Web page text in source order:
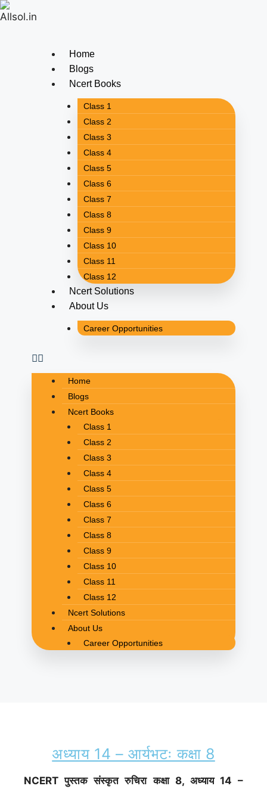
Home
Blogs
Ncert Books
Class 1
Class 2
Class 3
Class 4
Class 5
Class 6
Class 7
Class 8
Class 9
Class 10
Class 11
Class 12
Ncert Solutions
About Us
Career Opportunities
Home
Blogs
Ncert Books
Class 1
Class 2
Class 3
Class 4
Class 5
Class 6
Class 7
Class 8
Class 9
Class 10
Class 11
Class 12
Ncert Solutions
About Us
Career Opportunities
अध्याय 14 – आर्यभटः कक्षा 8
NCERT पुस्तक संस्कृत रुचिरा कक्षा 8, अध्याय 14 –